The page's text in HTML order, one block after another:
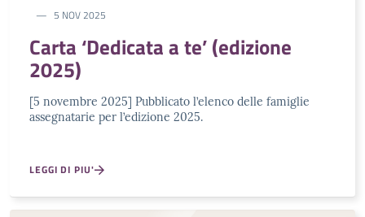
5 NOV 2025
Carta ‘Dedicata a te’ (edizione
2025)
[5 novembre 2025] Pubblicato l’elenco delle famiglie
assegnatarie per l’edizione 2025.
LEGGI DI PIU'